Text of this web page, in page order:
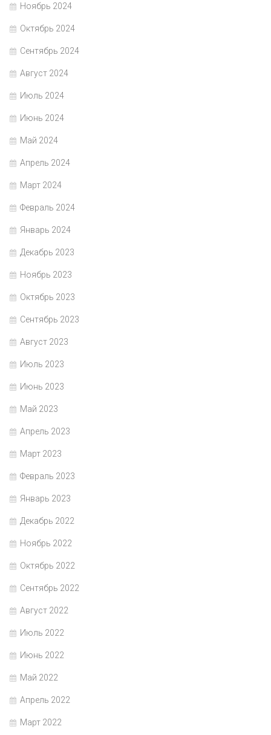
Ноябрь 2024
Октябрь 2024
Сентябрь 2024
Август 2024
Июль 2024
Июнь 2024
Май 2024
Апрель 2024
Март 2024
Февраль 2024
Январь 2024
Декабрь 2023
Ноябрь 2023
Октябрь 2023
Сентябрь 2023
Август 2023
Июль 2023
Июнь 2023
Май 2023
Апрель 2023
Март 2023
Февраль 2023
Январь 2023
Декабрь 2022
Ноябрь 2022
Октябрь 2022
Сентябрь 2022
Август 2022
Июль 2022
Июнь 2022
Май 2022
Апрель 2022
Март 2022